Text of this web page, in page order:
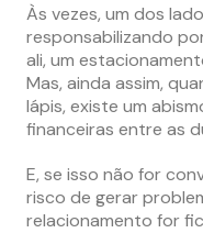
Às vezes, um dos
responsabilizando
ali, um
Mas, ainda assim,
lápis, existe um
financeiras entre as
E, se isso não for
risco de gerar
relacionamento for